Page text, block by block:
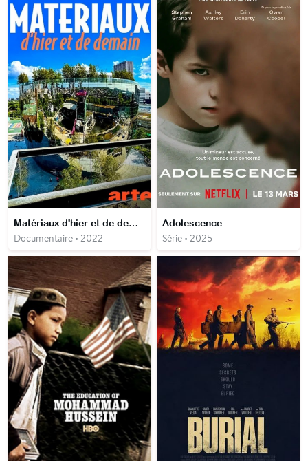
Matériaux d'hier et de demain
Documentaire • 2022
Adolescence
Série • 2025